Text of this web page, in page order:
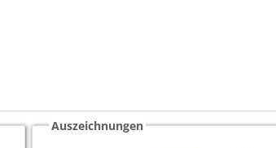
Auszeichnungen